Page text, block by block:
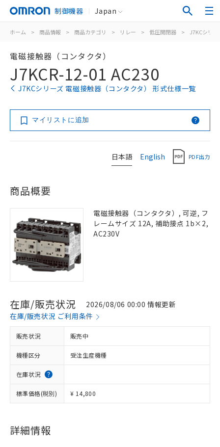
制御機器 Japan
ホーム > 商品情報 > 商品カテゴリ > リレー > 低圧開閉器 > J7KCシリー
電磁接触器（コンタクタ）
J7KCR-12-01 AC230
J7KCシリーズ 電磁接触器（コンタクタ） 形式仕様一覧
マイリストに追加
日本語 English PDF出力
商品概要
電磁接触器（コンタクタ）, 可逆, フ
レームサイズ 12A, 補助接点 1b×2,
AC230V
在庫/販売状況
2026/08/06 00:00 情報更新
在庫/販売状況 ご利用条件
販売状況 販売中
機種区分 受注生産機種
在庫状況
標準価格(税別) ¥ 14,800
詳細情報